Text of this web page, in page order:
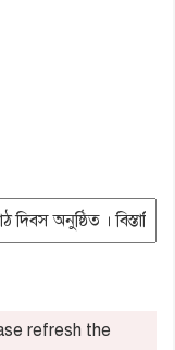
refresh the